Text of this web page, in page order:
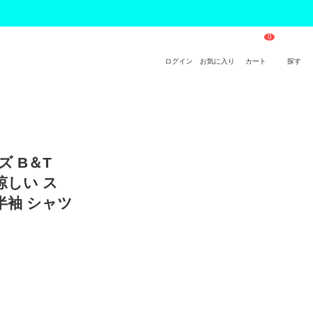
ログイン お気に入り カート 探す
B＆T
しい ス
袖 シャツ